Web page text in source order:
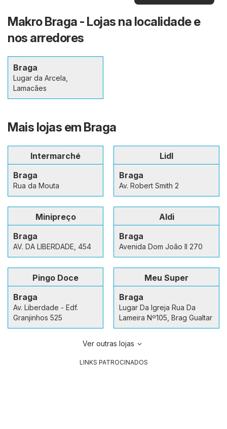
Makro Braga - Lojas na localidade e
nos arredores
Braga
Lugar da Arcela,
Lamacães
Mais lojas em Braga
Intermarché
Braga
Rua da Mouta
Lidl
Braga
Av. Robert Smith 2
Minipreço
Braga
AV. DA LIBERDADE, 454
Aldi
Braga
Avenida Dom João II 270
Pingo Doce
Braga
Av. Liberdade - Edf.
Granjinhos 525
Meu Super
Braga
Lugar Da Igreja Rua Da
Lameira Nº105, Brag Gualtar
Ver outras lojas
LINKS PATROCINADOS